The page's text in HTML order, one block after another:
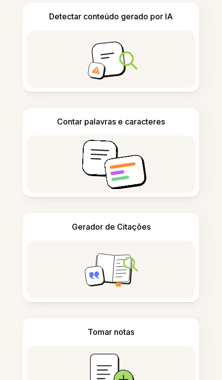
Detectar conteúdo gerado por IA
Contar palavras e caracteres
Gerador de Citações
Tomar notas